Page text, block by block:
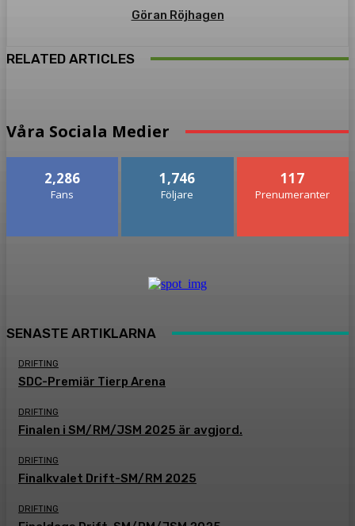
Göran Röjhagen
RELATED ARTICLES
Våra Sociala Medier
2,286
Fans
1,746
Följare
117
Prenumeranter
SENASTE ARTIKLARNA
DRIFTING
SDC-Premiär Tierp Arena
DRIFTING
Finalen i SM/RM/JSM 2025 är avgjord.
DRIFTING
Finalkvalet Drift-SM/RM 2025
DRIFTING